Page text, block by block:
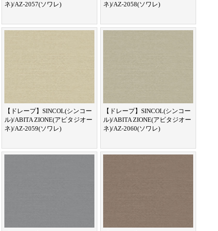
ネ)/AZ-2057(ソワレ)
ネ)/AZ-2058(ソワレ)
【ドレープ】SINCOL(シンコー
ル)/ABITA ZIONE(アビタジオー
ネ)/AZ-2059(ソワレ)
【ドレープ】SINCOL(シンコー
ル)/ABITA ZIONE(アビタジオー
ネ)/AZ-2060(ソワレ)